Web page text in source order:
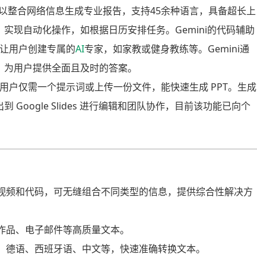
合网络信息生成专业报告，支持45余种语言，具备超长上
现自动化操作，如根据日历安排任务。Gemini的代码辅助
用户创建专属的AI专家，如家教或健身教练等。Gemini通
用户提供全面且及时的答案。
户仅需一个提示词或上传一份文件，能快速生成 PPT。生成
Google Slides 进行编辑和团队协作，目前该功能已向个
频和代码，可无缝组合不同类型的信息，提供综合性解决方
、电子邮件等高质量文本。
语、西班牙语、中文等，快速准确转换文本。